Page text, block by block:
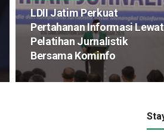
LDII Jatim Perkuat
Pertahanan Informasi Lewat
Pelatihan Jurnalistik
Bersama Kominfo